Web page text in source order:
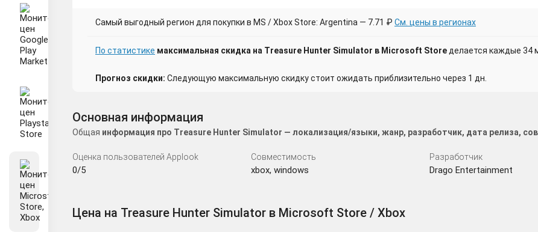
Самый выгодный регион для покупки в MS / Xbox Store: Argentina — 7.71 ₽ См. цены в регионах
По статистике максимальная скидка на Treasure Hunter Simulator в Microsoft Store делается каждые 34
Прогноз скидки: Следующую максимальную скидку стоит ожидать приблизительно через 1 дн.
Основная информация
Общая информация про Treasure Hunter Simulator — локализация/языки, жанр, разработчик, дата релиза,
Оценка пользователей Applook
0/5
Совместимость
xbox, windows
Разработчик
Drago Entertainment
Цена на Treasure Hunter Simulator в Microsoft Store / Xbox